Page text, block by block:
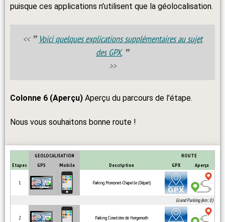
puisque ces applications n'utilisent que la géolocalisation.
❞ Voici quelques explications supplémentaires au sujet
des GPX.❞
Colonne 6 (Aperçu) Aperçu du parcours de l'étape.
Nous vous souhaitons bonne route !
GEOLOCALISATION
ROUTE
Etapes
GPS Mobile Description GPX Aperçu
1 Parking Moresnet-Chapelle (Départ)
Grand Parking (km: 0)
2 Parking Cimetière de Hergenrath